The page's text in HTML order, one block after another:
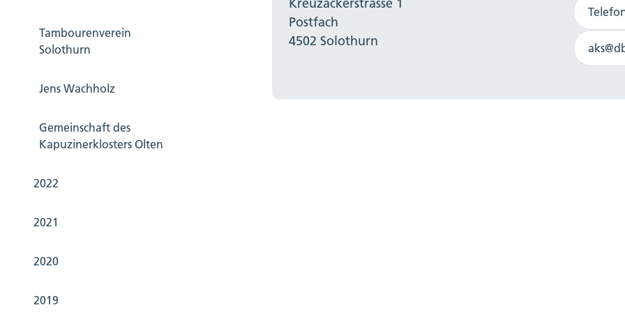
Tambourenverein
Solothurn
Jens Wachholz
Gemeinschaft des
Kapuzinerklosters Olten
2022
2021
2020
2019
Cordelia Hagmann lebte und arbeitete in New York sowie
String Orchestra of New York City und trat regelmässig in
Postfach
4502 Solothurn